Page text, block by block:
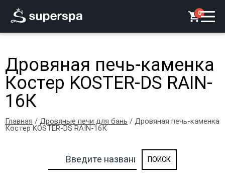
0
Дровяная печь-каменка
Костер KOSTER-DS RAIN-
16К
Главная / Дровяные печи для бань / Дровяная печь-каменка
Костер KOSTER-DS RAIN-16К